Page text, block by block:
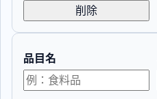
削除
品目名